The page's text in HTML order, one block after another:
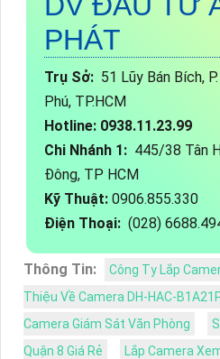
PHÁT
Trụ Sở: 51 Lũy Bán Bích,
Phú, TP.HCM
Hotline: 0938.11.23.99
Chi Nhánh 1: 445/38 Tân
Đông, TP HCM
Kỹ Thuật: 0906.855.330
Điện Thoại: (028)
Thông Tin: Công Ty Lắp
Thiệu Về Camera DH-HAC-
Camera Giám Sát Văn Phòng
Quận 8 Giá Rẻ
Lắp Camera